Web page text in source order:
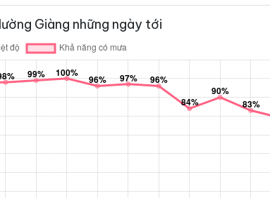
Giàng những ngày tới